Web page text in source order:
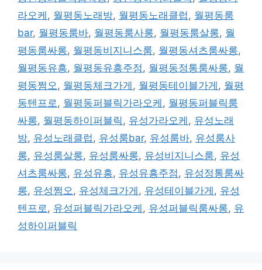
라오케 , 월평동노래방, 월평동노래클럽 , 월평동룸
bar, 월평동룸바, 월평동룸사롱, 월평동룸살롱, 월
평동룸싸롱, 월평동비지니스룸, 월평동셔츠룸싸롱,
월평동유흥, 월평동유흥주점 , 월평동정통룸싸롱, 월
평동쩜오 , 월평동체크가게 , 월평동테이블가게 , 월평
동텐프로 , 월평동퍼블릭가라오케 , 월평동퍼블릭룸
싸롱, 월평동하이퍼블릭 , 유성가라오케 , 유성노래
방, 유성노래클럽 , 유성룸bar, 유성룸바, 유성룸사
롱, 유성룸살롱, 유성룸싸롱, 유성비지니스룸, 유성
셔츠룸싸롱, 유성유흥, 유성유흥주점 , 유성정통룸싸
롱, 유성쩜오 , 유성체크가게 , 유성테이블가게 , 유성
텐프로 , 유성퍼블릭가라오케 , 유성퍼블릭룸싸롱, 유
성하이퍼블릭